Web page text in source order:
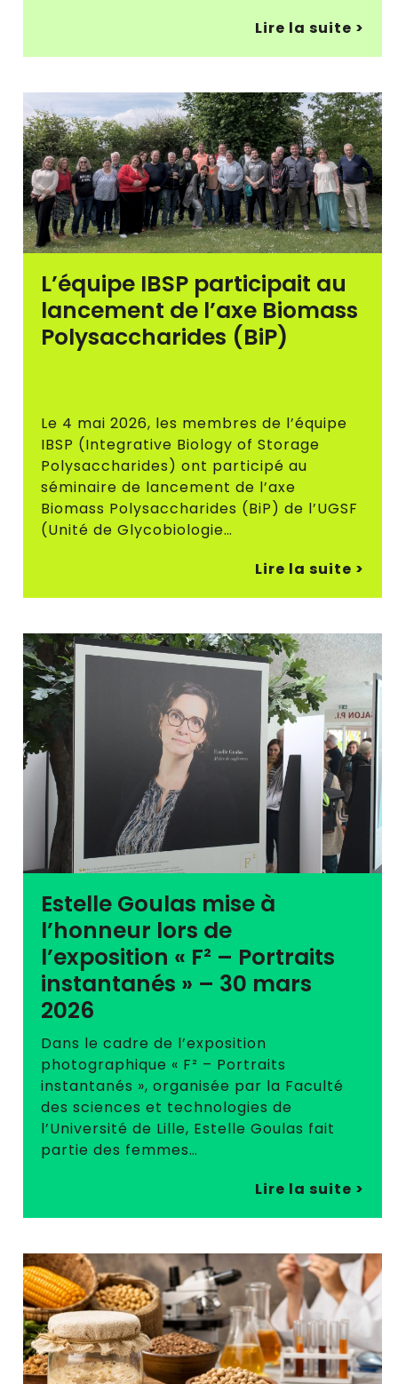
Lire la suite >
L’équipe IBSP participait au
lancement de l’axe Biomass
Polysaccharides (BiP)
Le 4 mai 2026, les membres de l’équipe
IBSP (Integrative Biology of Storage
Polysaccharides) ont participé au
séminaire de lancement de l’axe
Biomass Polysaccharides (BiP) de l’UGSF
(Unité de Glycobiologie…
Lire la suite >
Estelle Goulas mise à
l’honneur lors de
l’exposition « F² – Portraits
instantanés » – 30 mars
2026
Dans le cadre de l’exposition
photographique « F² – Portraits
instantanés », organisée par la Faculté
des sciences et technologies de
l’Université de Lille, Estelle Goulas fait
partie des femmes…
Lire la suite >